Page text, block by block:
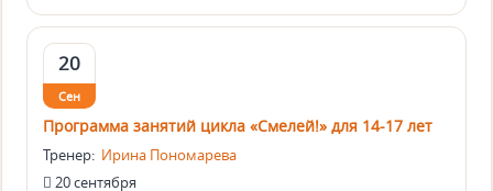
20
Сен
Программа занятий цикла «Смелей!» для 14-17 лет
Тренер: Ирина Пономарева
20 сентября